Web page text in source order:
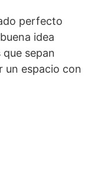
perfecto
idea
sepan
un espacio con